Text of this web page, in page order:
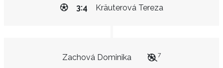
Kräuterová Tereza
3:4
Zachová Dominika 7